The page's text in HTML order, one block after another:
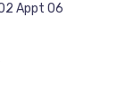
Appt 06